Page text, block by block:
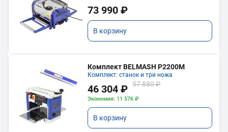
73 990 ₽
В корзину
Комплект BELMASH P2200M
Комплект: станок и три ножа
46 304 ₽ 57 880 ₽
Экономия: 11 576 ₽
В корзину